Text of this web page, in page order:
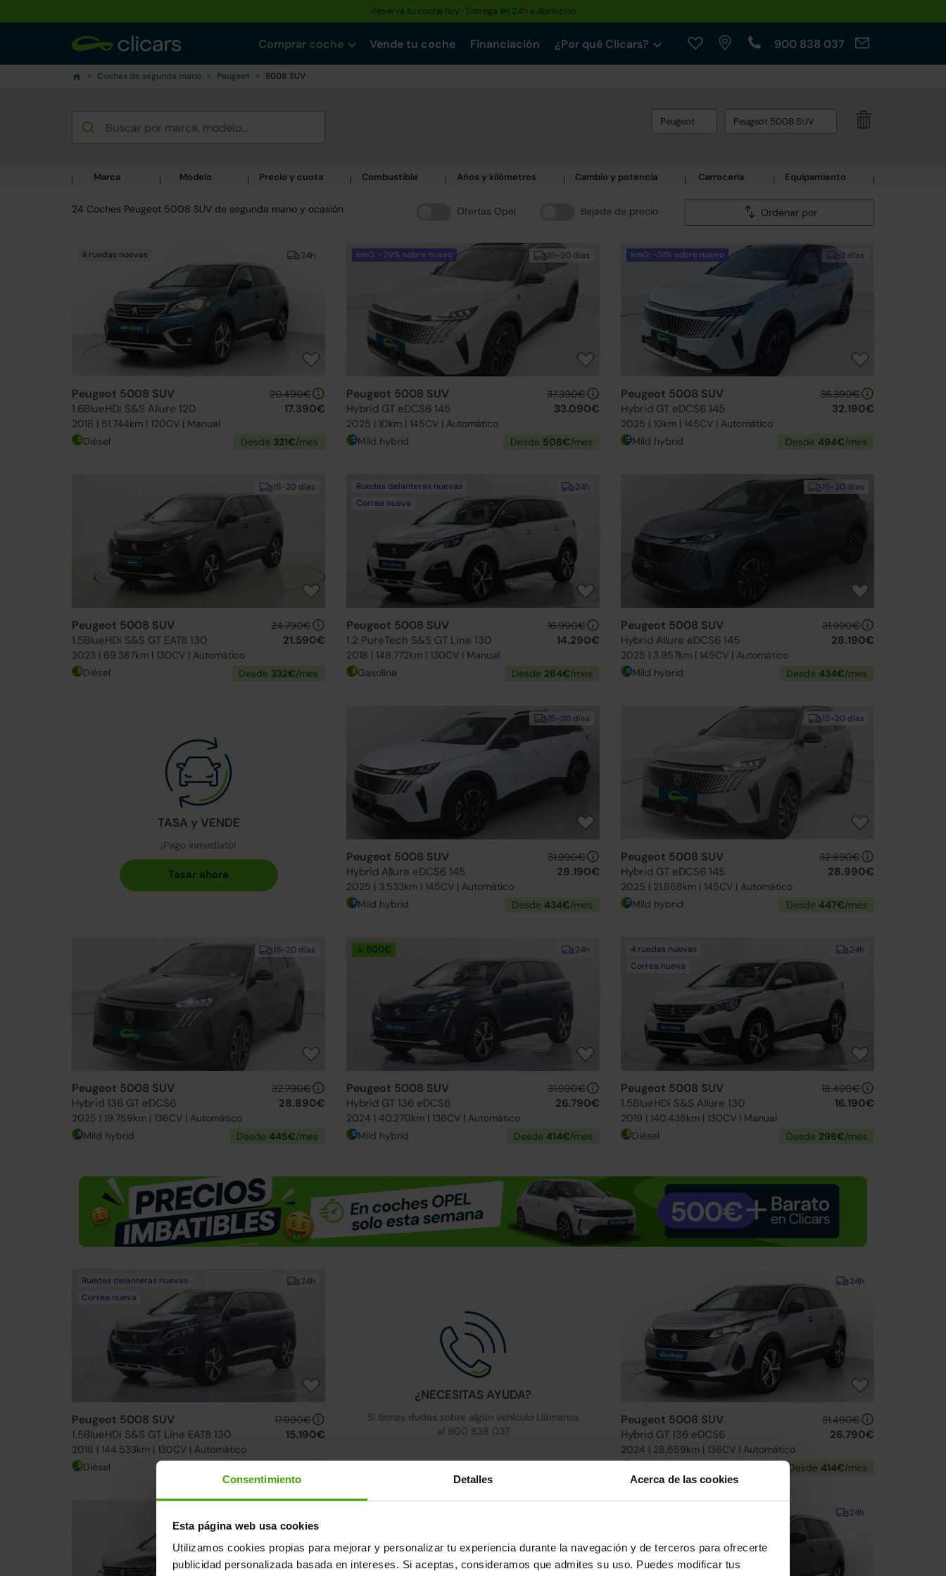
Consentimiento Detalles Acerca de las cookies
Esta página web usa cookies
Utilizamos cookies propias para mejorar y personalizar tu experiencia durante la navegación y de terceros para ofrecerte
publicidad personalizada basada en intereses. Si aceptas, consideramos que admites su uso. Puedes modificar tus
Hasta un 30% más barato que uno nuevo · Garantía de hasta 3 años
Comprar coche Vende tu coche Financiación ¿Por qué Clicars? 900 838 037
Coches de segunda mano Peugeot 5008 SUV
Peugeot Peugeot 5008 SUV
Marca Modelo Precio y cuota Combustible Años y kilómetros Cambio y potencia Carrocería Equipamiento
Ofertas Opel Bajada de precio Ordenar por
24 Coches Peugeot 5008 SUV de segunda mano y ocasión
24h
4 ruedas nuevas
Peugeot 5008 SUV
1.6BlueHDi S&S Allure 120
2018 | 51.744km | 120CV | Manual
20.490€
17.390€
Diésel Desde 321€/mes
15-20 días
km0: -29% sobre nuevo
Peugeot 5008 SUV
Hybrid GT eDCS6 145
2025 | 10km | 145CV | Automático
37.390€
33.090€
Mild hybrid Desde 508€/mes
3 días
km0: -31% sobre nuevo
Peugeot 5008 SUV
Hybrid GT eDCS6 145
2025 | 10km | 145CV | Automático
36.390€
32.190€
Mild hybrid Desde 494€/mes
15-20 días
Peugeot 5008 SUV
1.5BlueHDi S&S GT EAT8 130
2023 | 69.387km | 130CV | Automático
24.790€
21.590€
Diésel Desde 332€/mes
24h
Ruedas delanteras nuevas
Correa nueva
Peugeot 5008 SUV
1.2 PureTech S&S GT Line 130
2018 | 148.772km | 130CV | Manual
16.990€
14.290€
Gasolina Desde 264€/mes
15-20 días
Peugeot 5008 SUV
Hybrid Allure eDCS6 145
2025 | 3.957km | 145CV | Automático
31.990€
28.190€
Mild hybrid Desde 434€/mes
TASA y VENDE
¡Pago inmediato!
15-20 días
Peugeot 5008 SUV
Hybrid Allure eDCS6 145
2025 | 3.533km | 145CV | Automático
31.990€
28.190€
Mild hybrid Desde 434€/mes
15-20 días
Peugeot 5008 SUV
Hybrid GT eDCS6 145
2025 | 21.868km | 145CV | Automático
32.890€
28.990€
Mild hybrid Desde 447€/mes
15-20 días
Peugeot 5008 SUV
Hybrid 136 GT eDCS6
2025 | 19.759km | 136CV | Automático
32.790€
28.890€
Mild hybrid Desde 445€/mes
24h
↓ 500€
Peugeot 5008 SUV
Hybrid GT 136 eDCS6
2024 | 40.270km | 136CV | Automático
31.990€
26.790€
Mild hybrid Desde 414€/mes
24h
4 ruedas nuevas
Correa nueva
Peugeot 5008 SUV
1.5BlueHDi S&S Allure 130
2019 | 140.438km | 130CV | Manual
18.490€
16.190€
Diésel Desde 298€/mes
24h
Ruedas delanteras nuevas
Correa nueva
Peugeot 5008 SUV
1.5BlueHDi S&S GT Line EAT8 130
2018 | 144.533km | 130CV | Automático
17.990€
15.190€
Diésel
¿NECESITAS AYUDA?
Si tienes dudas sobre algún vehículo Llámanos
al 900 838 037
24h
Peugeot 5008 SUV
Hybrid GT 136 eDCS6
2024 | 28.659km | 136CV | Automático
31.490€
26.790€
Desde 414€/mes
24h